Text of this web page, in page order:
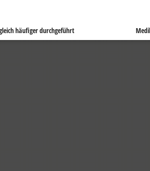
häufiger durchgeführt